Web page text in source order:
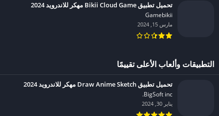
تحميل تطبيق Bikii Cloud Game مهكر للاندرويد 2024
Gamebikii‏
مارس 15, 2024
التطبيقات وألعاب الأعلى تقييمًا
تحميل تطبيق Draw Anime Sketch مهكر للاندرويد 2024
BigSoft inc.‏
يناير 30, 2024